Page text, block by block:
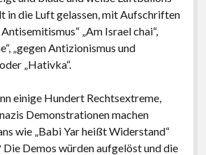
in die Luft gelassen, mit Aufschriften
„Am Israel chai“,
„gegen Antizionismus und
„Hativka“.
einige Hundert Rechtsextreme,
Demonstrationen machen
wie „Babi Yar heißt Widerstand“
Die Demos würden aufgelöst und die